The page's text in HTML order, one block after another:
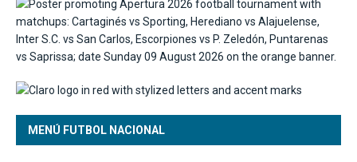
MENÚ FUTBOL NACIONAL